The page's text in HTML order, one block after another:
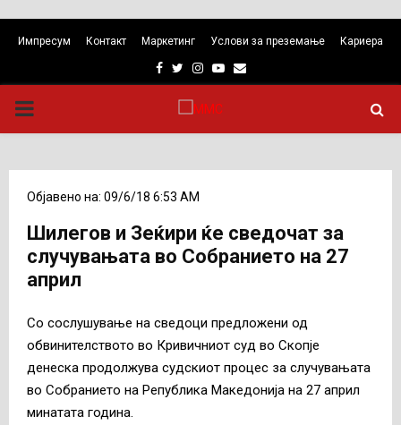
Импресум Контакт Маркетинг Услови за преземање Кариера
Facebook
TwitterInstagram
Youtube
Email
PRIMARY
Објавено на: 09/6/18 6:53 AM
Шилегов и Зеќири ќе сведочат за
случувањата во Собранието на 27
април
Со сослушување на сведоци предложени од
обвинителството во Кривичниот суд во Скопје
денеска продолжува судскиот процес за случувањата
во Собранието на Република Македонија на 27 април
минатата година.